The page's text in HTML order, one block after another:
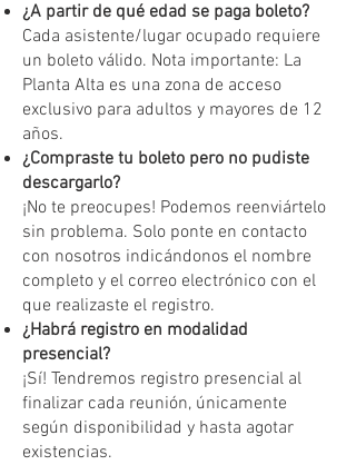
¿A partir de qué edad se paga boleto?
Cada asistente/lugar ocupado requiere
un boleto válido. Nota importante: La
Planta Alta es una zona de acceso
exclusivo para adultos y mayores de 12
años.
¿Compraste tu boleto pero no pudiste
descargarlo?
¡No te preocupes! Podemos reenviártelo
sin problema. Solo ponte en contacto
con nosotros indicándonos el nombre
completo y el correo electrónico con el
que realizaste el registro.
¿Habrá registro en modalidad
presencial?
¡Sí! Tendremos registro presencial al
finalizar cada reunión, únicamente
según disponibilidad y hasta agotar
existencias.